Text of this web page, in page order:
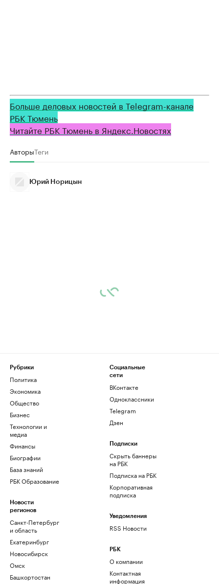
Больше деловых новостей в Telegram-канале
РБК Тюмень
Читайте РБК Тюмень в Яндекс.Новостях
АвторыТеги
Юрий Норицын
Рубрики
Политика
Экономика
Общество
Бизнес
Технологии и
медиа
Финансы
Биографии
База знаний
РБК Образование
Новости
регионов
Санкт-Петербург
и область
Екатеринбург
Новосибирск
Омск
Башкортостан
Социальные
сети
ВКонтакте
Одноклассники
Telegram
Дзен
Подписки
Скрыть баннеры
на РБК
Подписка на РБК
Корпоративная
подписка
Уведомления
RSS Новости
РБК
О компании
Контактная
информация